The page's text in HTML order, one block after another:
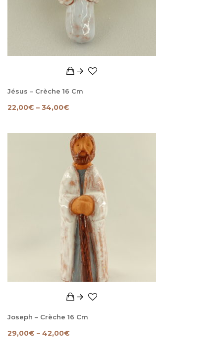
Jésus – Crèche 16 Cm
22,00€ – 34,00€
Joseph – Crèche 16 Cm
29,00€ – 42,00€